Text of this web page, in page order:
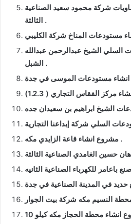
شركة محمود سعيد الصناعية
الثالثة .
السلي الشيخ عبدالرحمن عبدالله
الشبل .
مشروع انشاء قاعة الزايدي مكه .